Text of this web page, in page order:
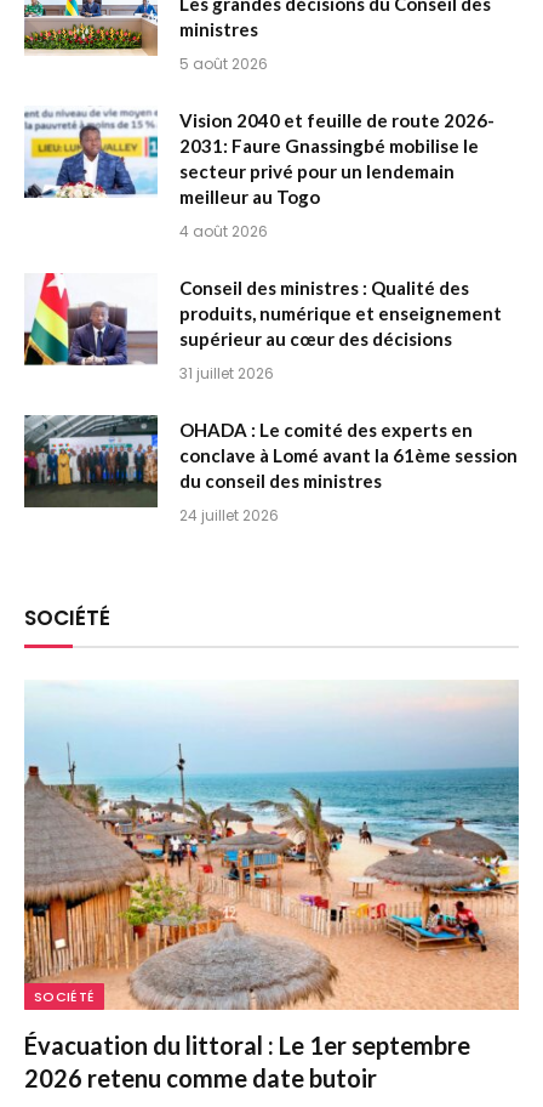
ministres
5 août 2026
Vision 2040 et feuille de route 2026-
2031: Faure Gnassingbé mobilise le
secteur privé pour un lendemain
meilleur au Togo
4 août 2026
Conseil des ministres : Qualité des
produits, numérique et enseignement
supérieur au cœur des décisions
31 juillet 2026
OHADA : Le comité des experts en
conclave à Lomé avant la 61ème session
du conseil des ministres
24 juillet 2026
SOCIÉTÉ
SOCIÉTÉ
Évacuation du littoral : Le 1er septembre
2026 retenu comme date butoir